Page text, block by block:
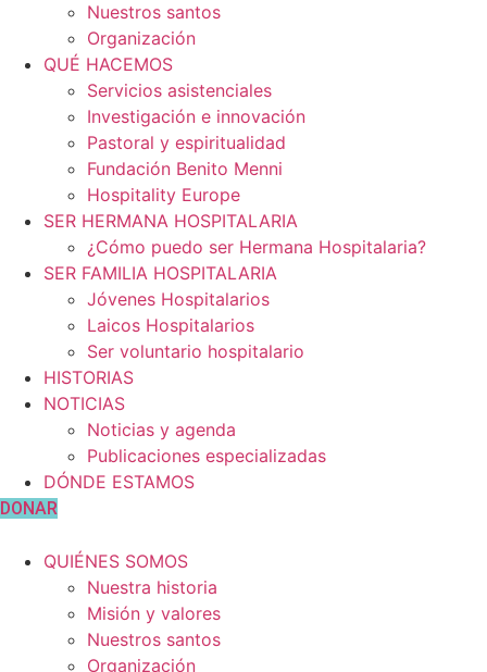
Nuestros santos
Organización
QUÉ HACEMOS
Servicios asistenciales
Investigación e innovación
Pastoral y espiritualidad
Fundación Benito Menni
Hospitality Europe
SER HERMANA HOSPITALARIA
¿Cómo puedo ser Hermana Hospitalaria?
SER FAMILIA HOSPITALARIA
Jóvenes Hospitalarios
Laicos Hospitalarios
Ser voluntario hospitalario
HISTORIAS
NOTICIAS
Noticias y agenda
Publicaciones especializadas
DÓNDE ESTAMOS
DONAR
QUIÉNES SOMOS
Nuestra historia
Misión y valores
Nuestros santos
Organización